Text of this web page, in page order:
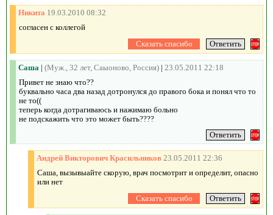
Никита 19.03.2010 08:32
согласен с коллегой
Саша | (Муж., 32 лет, Саыоново, Россия) | 23.05.2011 22:18
Привет не знаю что??
буквально часа два назад дотронулся до правого бока и понял что то
не то((
теперь когда дотрагиваюсь и нажимаю больно
не подскажить что это может быть????
Андрей Викторович Красильников 23.05.2011 22:36
Саша, вызывыайте скорую, врач посмотрит и определит, опасно
или нет